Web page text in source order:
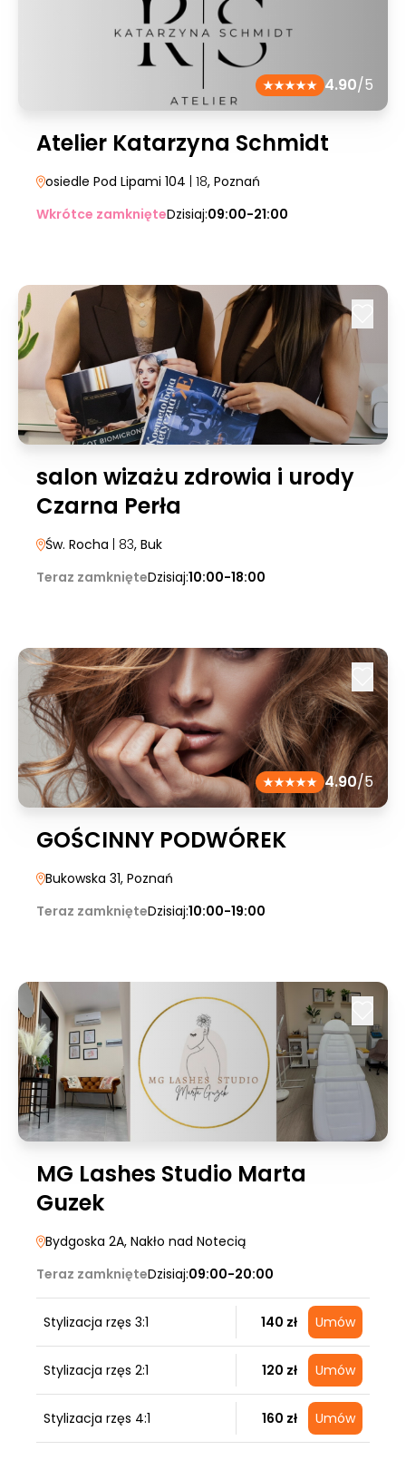
4.90/5
Atelier Katarzyna Schmidt
osiedle Pod Lipami 104 | 18, Poznań
Wkrótce zamknięteDzisiaj:09:00-21:00
salon wizażu zdrowia i urody
Czarna Perła
Św. Rocha | 83, Buk
Teraz zamknięteDzisiaj:10:00-18:00
4.90/5
GOŚCINNY PODWÓREK
Bukowska 31, Poznań
Teraz zamknięteDzisiaj:10:00-19:00
MG Lashes Studio Marta
Guzek
Bydgoska 2A, Nakło nad Notecią
Teraz zamknięteDzisiaj:09:00-20:00
Stylizacja rzęs 3:1 140 zł Umów
Stylizacja rzęs 2:1 120 zł Umów
Stylizacja rzęs 4:1 160 zł Umów